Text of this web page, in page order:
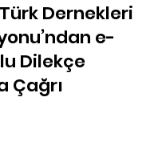
Dernekleri
e-
Dilekçe
Çağrı